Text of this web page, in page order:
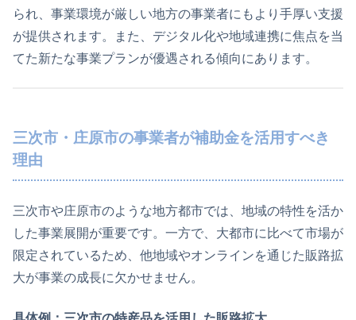
られ、事業環境が厳しい地方の事業者にもより手厚い支援
が提供されます。また、デジタル化や地域連携に焦点を当
てた新たな事業プランが優遇される傾向にあります。
三次市・庄原市の事業者が補助金を活用すべき
理由
三次市や庄原市のような地方都市では、地域の特性を活か
した事業展開が重要です。一方で、大都市に比べて市場が
限定されているため、他地域やオンラインを通じた販路拡
大が事業の成長に欠かせません。